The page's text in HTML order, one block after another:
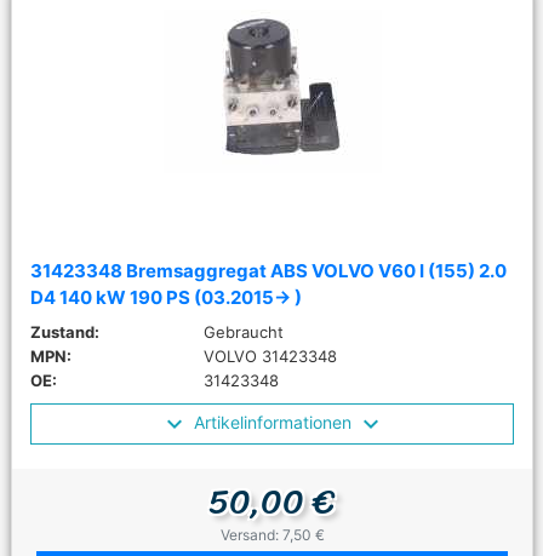
31423348 Bremsaggregat ABS VOLVO V60 I (155) 2.0
D4 140 kW 190 PS (03.2015-> )
Zustand:
Gebraucht
MPN:
VOLVO 31423348
OE:
31423348
Artikelinformationen
50,00 €
Versand: 7,50 €